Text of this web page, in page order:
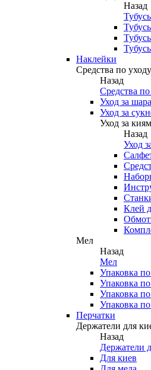
Назад
Наклейки
Средства по уходу
Назад
Средства
Уход за
Уход за
Уход за
Назад
Уход
Клей
Мел
Назад
Мел
Упаковка
Упаковка
Упаковка
Упаковка
Перчатки
Держатели для
Назад
Держатели
Для киев